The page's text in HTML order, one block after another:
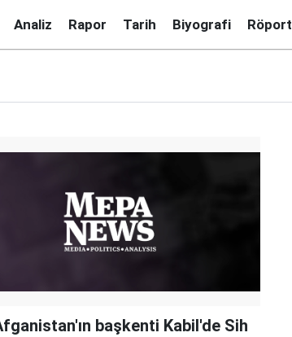
Analiz Rapor Tarih Biyografi
başkenti Kabil'de Sih